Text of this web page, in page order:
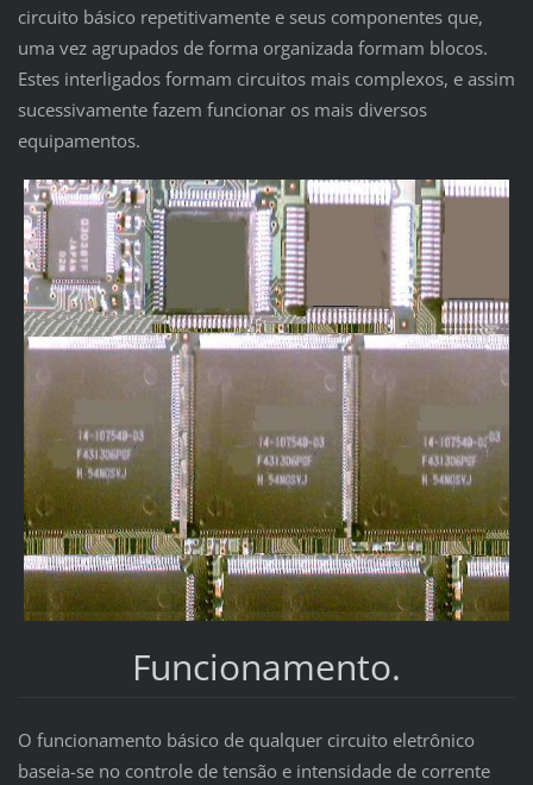
circuito básico repetitivamente e seus componentes que,
uma vez agrupados de forma organizada formam blocos.
Estes interligados formam circuitos mais complexos, e assim
sucessivamente fazem funcionar os mais diversos
equipamentos.
Funcionamento.
O funcionamento básico de qualquer circuito eletrônico
baseia-se no controle de tensão e intensidade de corrente